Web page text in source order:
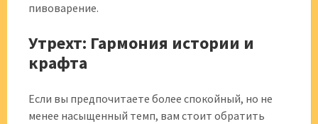
пивоварение.
Утрехт: Гармония истории и
крафта
Если вы предпочитаете более спокойный, но не
менее насыщенный темп, вам стоит обратить